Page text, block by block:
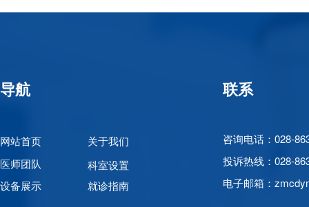
网站首页 关于我们
设备展示
医师团队
科室设置
就诊指南
咨询电话：028-
投诉热线： 028-
电子邮箱：
导航 联系